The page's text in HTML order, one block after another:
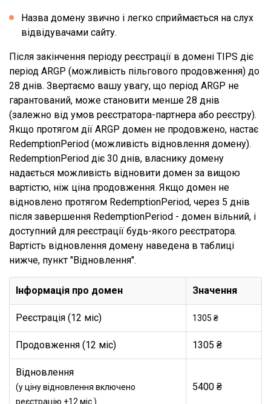
Назва домену звично і легко сприймається на слух
відвідувачами сайту.
Після закінчення періоду реєстрації в домені TIPS діє
період ARGP (можливість пільгового продовження) до
28 днів. Звертаємо вашу увагу, що період ARGP не
гарантований, може становити менше 28 днів
(залежно від умов реєстратора-партнера або реєстру).
Якщо протягом дії ARGP домен не продовжено, настає
RedemptionPeriod (можливість відновлення домену).
RedemptionPeriod діє 30 днів, власнику домену
надається можливість відновити домен за вищою
вартістю, ніж ціна продовження. Якщо домен не
відновлено протягом RedemptionPeriod, через 5 днів
після завершення RedemptionPeriod - домен вільний, і
доступний для реєстрації будь-якого реєстратора.
Вартість відновлення домену наведена в таблиці
нижче, пункт "Відновлення".
Інформація про домен Значення
Реєстрація (12 міс) 1305 ₴
Продовження (12 міс) 1305 ₴
Відновлення
(у ціну відновлення включено
реєстрацію +12 міс.)
5400 ₴